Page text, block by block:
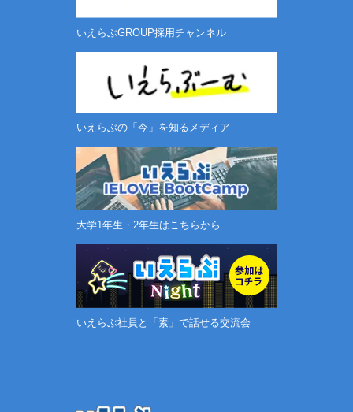
いえらぶGROUP採用チャンネル
いえらぶの「今」を知るメディア
大学1年生・2年生はこちらから
いえらぶ社員と「素」で話せる交流会